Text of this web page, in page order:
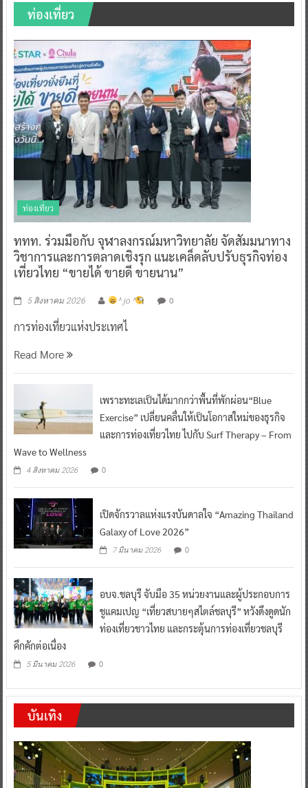
ท่องเที่ยว
ท่องเที่ยว
ททท. ร่วมมือกับ จุฬาลงกรณ์มหาวิทยาลัย จัดสัมมนาทาง
วิชาการและการตลาดเชิงรุก แนะเคล็ดลับปรับธุรกิจท่อง
เที่ยวไทย “ขายได้ ขายดี ขายนาน”
5 สิงหาคม 2026 ^ jo ^ 0
การท่องเที่ยวแห่งประเทศไ
Read More
เพราะทะเลเป็นได้มากกว่าพื้นที่พักผ่อน“Blue
Exercise” เปลี่ยนคลื่นให้เป็นโอกาสใหม่ของธุรกิจ
และการท่องเที่ยวไทย ไปกับ Surf Therapy – From
Wave to Wellness
4 สิงหาคม 2026 0
เปิดจักรวาลแห่งแรงบันดาลใจ “Amazing Thailand
Galaxy of Love 2026”
7 มีนาคม 2026 0
อบจ.ชลบุรี จับมือ 35 หน่วยงานและผู้ประกอบการ
ชูแคมเปญ “เที่ยวสบายๆสไตล์ชลบุรี” หวังดึงดูดนัก
ท่องเที่ยวชาวไทย และกระตุ้นการท่องเที่ยวชลบุรี
คึกคักต่อเนื่อง
5 มีนาคม 2026 0
บันเทิง